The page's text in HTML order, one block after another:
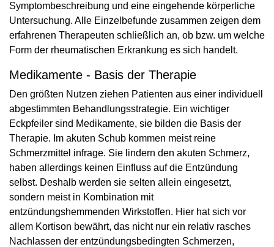
Symptombeschreibung und eine eingehende körperliche
Untersuchung. Alle Einzelbefunde zusammen zeigen dem
erfahrenen Therapeuten schließlich an, ob bzw. um welche
Form der rheumatischen Erkrankung es sich handelt.
Medikamente - Basis der Therapie
Den größten Nutzen ziehen Patienten aus einer individuell
abgestimmten Behandlungsstrategie. Ein wichtiger
Eckpfeiler sind Medikamente, sie bilden die Basis der
Therapie. Im akuten Schub kommen meist reine
Schmerzmittel infrage. Sie lindern den akuten Schmerz,
haben allerdings keinen Einfluss auf die Entzündung
selbst. Deshalb werden sie selten allein eingesetzt,
sondern meist in Kombination mit
entzündungshemmenden Wirkstoffen. Hier hat sich vor
allem Kortison bewährt, das nicht nur ein relativ rasches
Nachlassen der entzündungsbedingten Schmerzen,